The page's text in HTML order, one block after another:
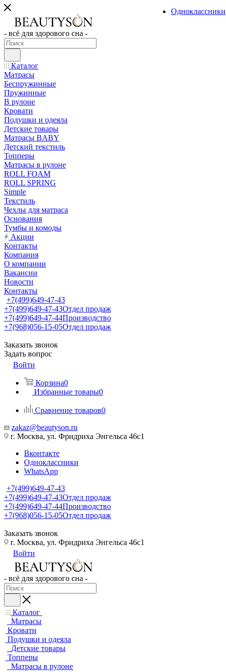
- всё для здорового сна -
Каталог
Матрасы
Беспружинные
Пружинные
В рулоне
Кровати
Подушки и одеяла
Детские товары
Матрасы BABY
Детский текстиль
Топперы
Матрасы в рулоне
ROLL FOAM
ROLL SPRING
Simple
Текстиль
Чехлы для матраса
Основания
Тумбы и комоды
Акции
Контакты
Компания
О компании
Вакансии
Новости
Контакты
+7(499)649-47-43
+7(499)649-47-43Отдел продаж
+7(499)649-47-44Производство
+7(968)056-15-05Отдел продаж
Заказать звонок
Задать вопрос
Войти
Корзина0
Избранные товары0
Сравнение товаров0
zakaz@beautyson.ru
г. Москва, ул. Фридриха Энгельса 46с1
Вконтакте
Одноклассники
WhatsApp
+7(499)649-47-43
+7(499)649-47-43Отдел продаж
+7(499)649-47-44Производство
+7(968)056-15-05Отдел продаж
Заказать звонок
Одноклассники
г. Москва, ул. Фридриха Энгельса 46с1
Войти
- всё для здорового сна -
Каталог
Матрасы
Кровати
Подушки и одеяла
Детские товары
Топперы
Матрасы в рулоне